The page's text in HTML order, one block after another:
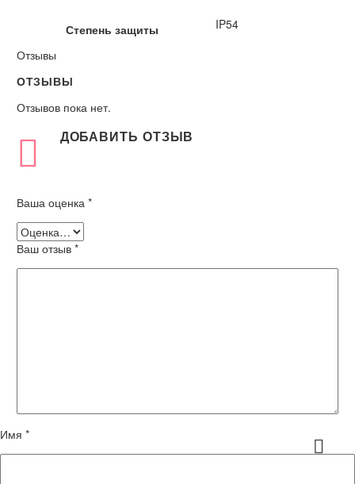
Степень защиты
IP54
Отзывы
ОТЗЫВЫ
Отзывов пока нет.
ДОБАВИТЬ ОТЗЫВ
Ваша оценка *
Ваш отзыв *
Имя *